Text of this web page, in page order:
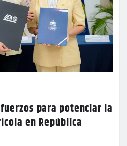
para potenciar la
en República